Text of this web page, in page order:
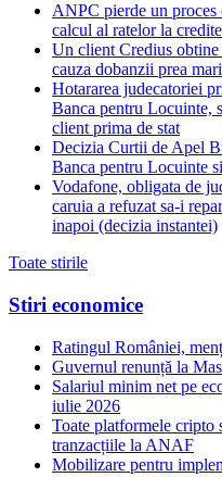
ANPC pierde un
calcul al ratelor la credite
Un client Credius
cauza dobanzii prea mari
Hotararea judecatoriei
Banca pentru Locuinte,
client prima de stat
Decizia Curtii de Apel
Banca pentru Locuinte
Vodafone, obligata de
caruia a refuzat sa-i
inapoi (decizia instantei)
Toate stirile
Stiri economice
Ratingul României,
Guvernul renunță la
Salariul minim net pe
iulie 2026
Toate platformele cripto
tranzacțiile la ANAF
Mobilizare pentru